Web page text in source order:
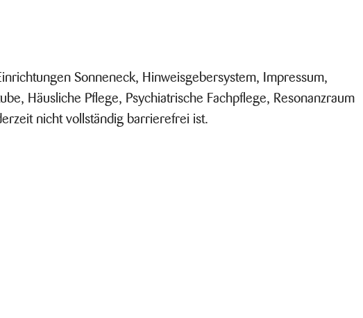
Sonneneck, Hinweisgebersystem, Impressum,
Häusliche Pflege, Psychiatrische Fachpflege, Resonanzraum
nicht vollständig barrierefrei ist.